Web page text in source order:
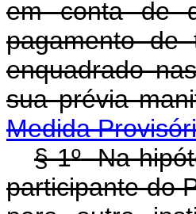
em conta de
pagamento de
enquadrado
sua
Medida
§ 1ºNa
participante do